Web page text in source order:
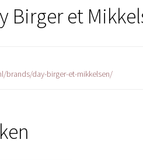
Birger et
brands/day-birger-et-mikkelsen/